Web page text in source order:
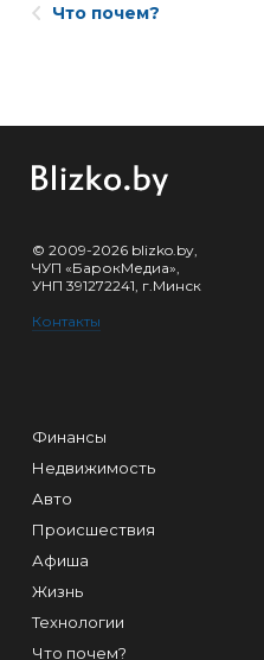
Что почем?
© 2009-2026 blizko.by,
ЧУП «БарокМедиа»,
УНП 391272241, г.Минск
Контакты
Финансы
Недвижимость
Авто
Происшествия
Афиша
Жизнь
Технологии
Что почем?